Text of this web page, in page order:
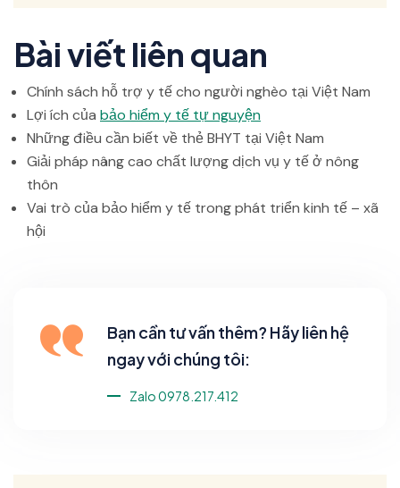
Bài viết liên quan
Chính sách hỗ trợ y tế cho người nghèo tại Việt Nam
Lợi ích của bảo hiểm y tế tự nguyện
Những điều cần biết về thẻ BHYT tại Việt Nam
Giải pháp nâng cao chất lượng dịch vụ y tế ở nông
thôn
Vai trò của bảo hiểm y tế trong phát triển kinh tế – xã
hội
Bạn cần tư vấn thêm? Hãy liên hệ
ngay với chúng tôi:
Zalo 0978.217.412